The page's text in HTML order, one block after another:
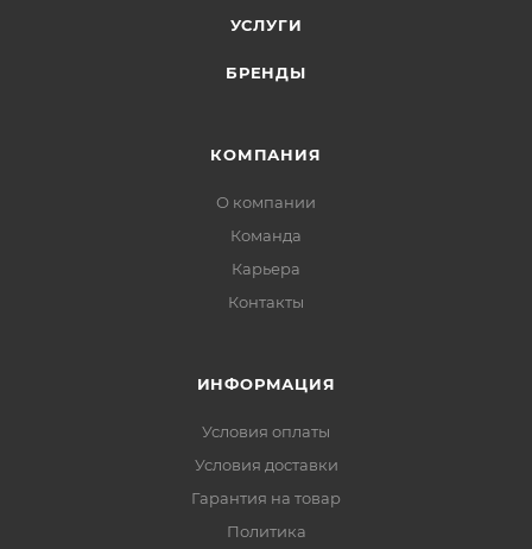
УСЛУГИ
БРЕНДЫ
КОМПАНИЯ
О компании
Команда
Карьера
Контакты
ИНФОРМАЦИЯ
Условия оплаты
Условия доставки
Гарантия на товар
Политика